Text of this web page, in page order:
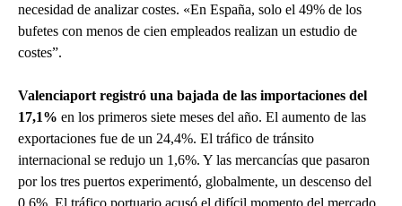
necesidad de analizar costes. «En España, solo el 49% de los
bufetes con menos de cien empleados realizan un estudio de
costes”.
Valenciaport registró una bajada de las importaciones del
17,1% en los primeros siete meses del año. El aumento de las
exportaciones fue de un 24,4%. El tráfico de tránsito
internacional se redujo un 1,6%. Y las mercancías que pasaron
por los tres puertos experimentó, globalmente, un descenso del
0,6%. El tráfico portuario acusó el difícil momento del mercado